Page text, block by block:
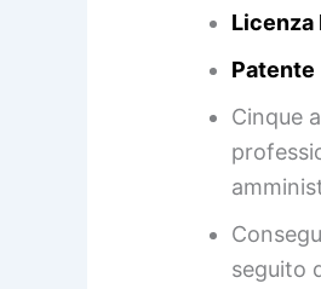
Licenza
Patente
Cinque
seguito